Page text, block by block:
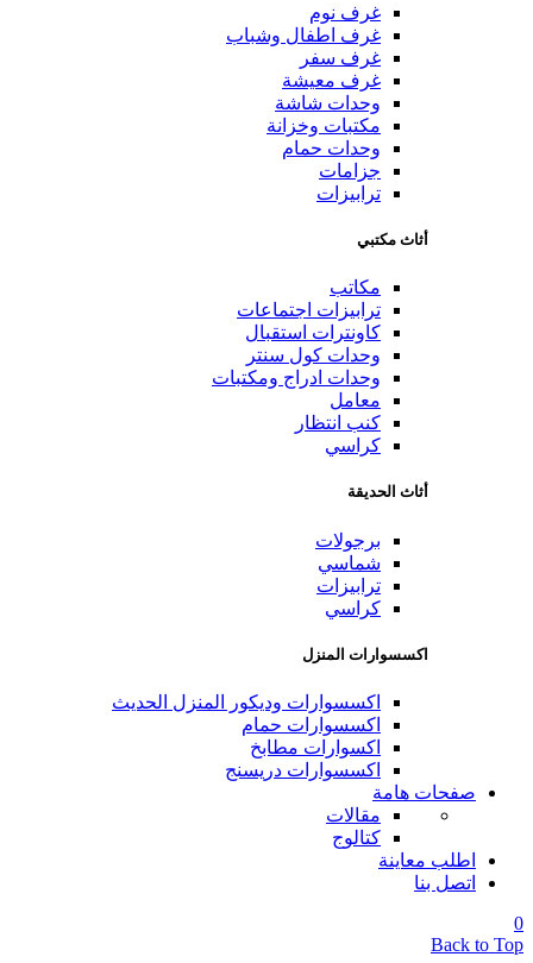
غرف نوم
غرف اطفال وشباب
غرف سفر
غرف معيشة
وحدات شاشة
مكتبات وخزانة
وحدات حمام
جزامات
ترابيزات
أثاث مكتبي
مكاتب
ترابيزات اجتماعات
كاونترات استقبال
وحدات كول سنتر
وحدات ادراج ومكتبات
معامل
كنب انتظار
كراسي
أثاث الحديقة
برجولات
شماسي
ترابيزات
كراسي
اكسسوارات المنزل
اكسسوارات وديكور المنزل الحديث
اكسسوارات حمام
اكسوارات مطابخ
اكسسوارات دريسنج
صفحات هامة
مقالات
كتالوج
اطلب معاينة
اتصل بنا
0
Back to Top